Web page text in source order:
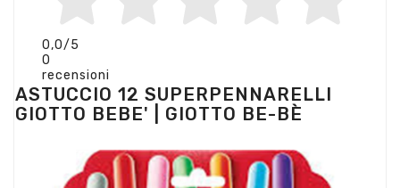
0,0/5
0
recensioni
ASTUCCIO 12 SUPERPENNARELLI
GIOTTO BEBE' | GIOTTO BE-BÈ